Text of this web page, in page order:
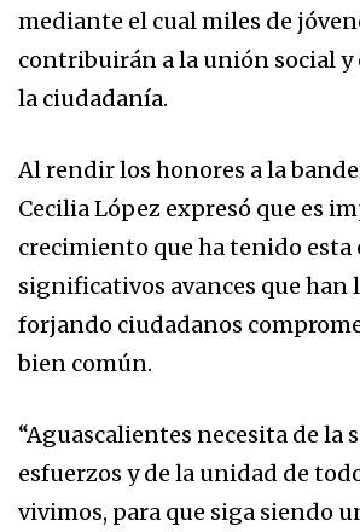
mediante el cual miles de
contribuirán a la unión social y
la ciudadanía.
Al rendir los honores a la
Cecilia López expresó que es
crecimiento que ha tenido esta
significativos avances que han
forjando ciudadanos
bien común.
“Aguascalientes necesita de la
esfuerzos y de la unidad de
vivimos, para que siga siendo